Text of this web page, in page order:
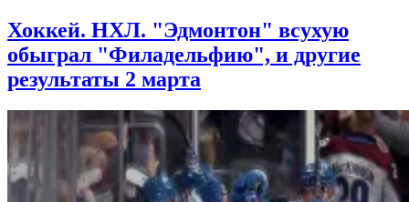
Хоккей. НХЛ. "Эдмонтон" всухую
обыграл "Филадельфию", и другие
результаты 2 марта